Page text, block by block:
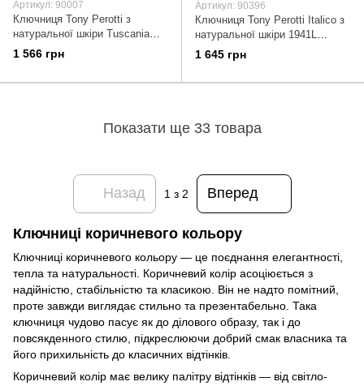
Артикул: 90007
Ключниця Tony Perotti з
натуральної шкіри Tuscania
359 moro (90007) Коричнева
1 566 грн
Артикул: 90396
Ключниця Tony Perotti Italico з
натуральної шкіри 1941L
(90396) Коричнева
1 645 грн
Показати ще 33 товара
Назад 1 з 2 Вперед
Ключниці коричневого кольору
Ключниці коричневого кольору — це поєднання елегантності,
тепла та натуральності. Коричневий колір асоціюється з
надійністю, стабільністю та класикою. Він не надто помітний,
проте завжди виглядає стильно та презентабельно. Така
ключниця чудово пасує як до ділового образу, так і до
повсякденного стилю, підкреслюючи добрий смак власника та
його прихильність до класичних відтінків.
Коричневий колір має велику палітру відтінків — від світло-